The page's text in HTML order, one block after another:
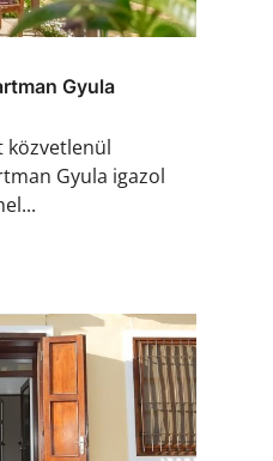
Gyula
közvetlenül
Gyula igazol